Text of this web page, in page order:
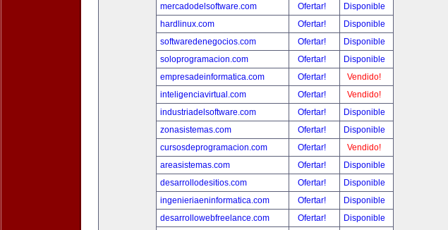
mercadodelsoftware.com
Ofertar!
Disponible
hardlinux.com
Ofertar!
Disponible
softwaredenegocios.com
Ofertar!
Disponible
soloprogramacion.com
Ofertar!
Disponible
empresadeinformatica.com
Ofertar!
Vendido!
inteligenciavirtual.com
Ofertar!
Vendido!
industriadelsoftware.com
Ofertar!
Disponible
zonasistemas.com
Ofertar!
Disponible
cursosdeprogramacion.com
Ofertar!
Vendido!
areasistemas.com
Ofertar!
Disponible
desarrollodesitios.com
Ofertar!
Disponible
ingenieriaeninformatica.com
Ofertar!
Disponible
desarrollowebfreelance.com
Ofertar!
Disponible